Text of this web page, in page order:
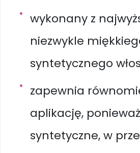
wykonany z
niezwykle
syntetycznego
zapewnia
aplikację, ponieważ
syntetyczne, w